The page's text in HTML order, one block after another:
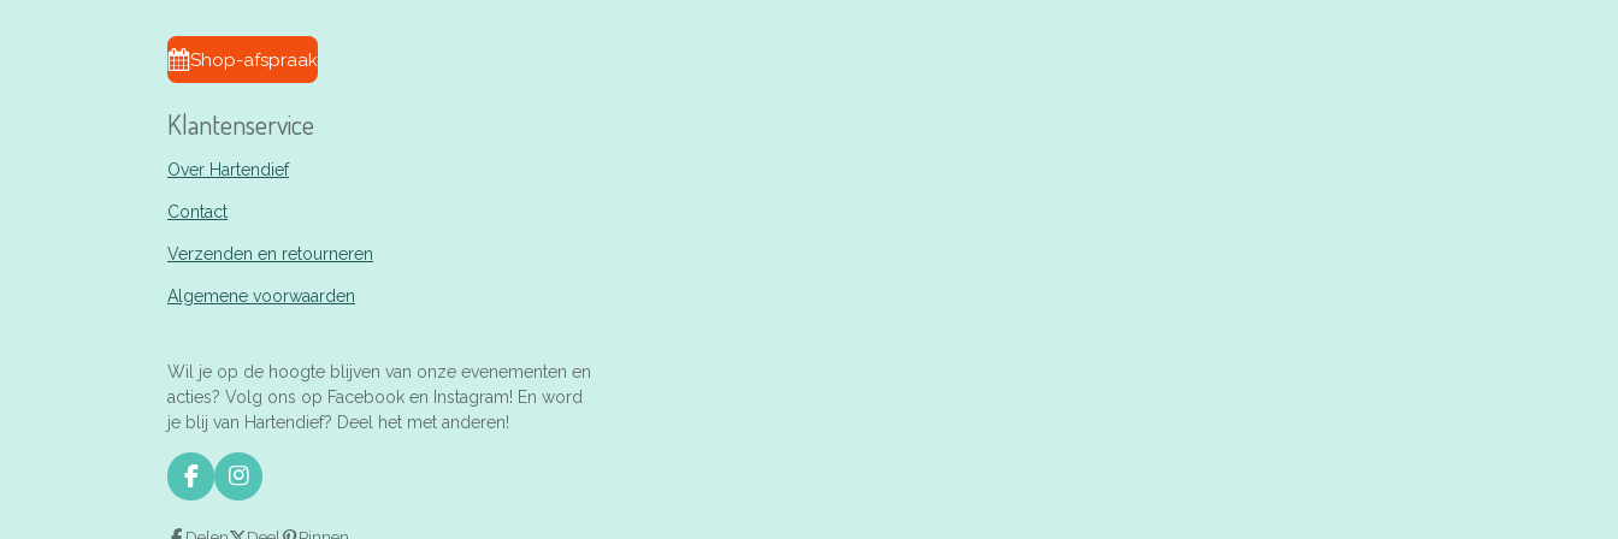
Shop-afspraak
Klantenservice
Over Hartendief
Contact
Verzenden en retourneren
Algemene voorwaarden
Wil je op de hoogte blijven van onze evenementen en
acties? Volg ons op Facebook en Instagram! En word
je blij van Hartendief? Deel het met anderen!
F
a
c
I
n
s